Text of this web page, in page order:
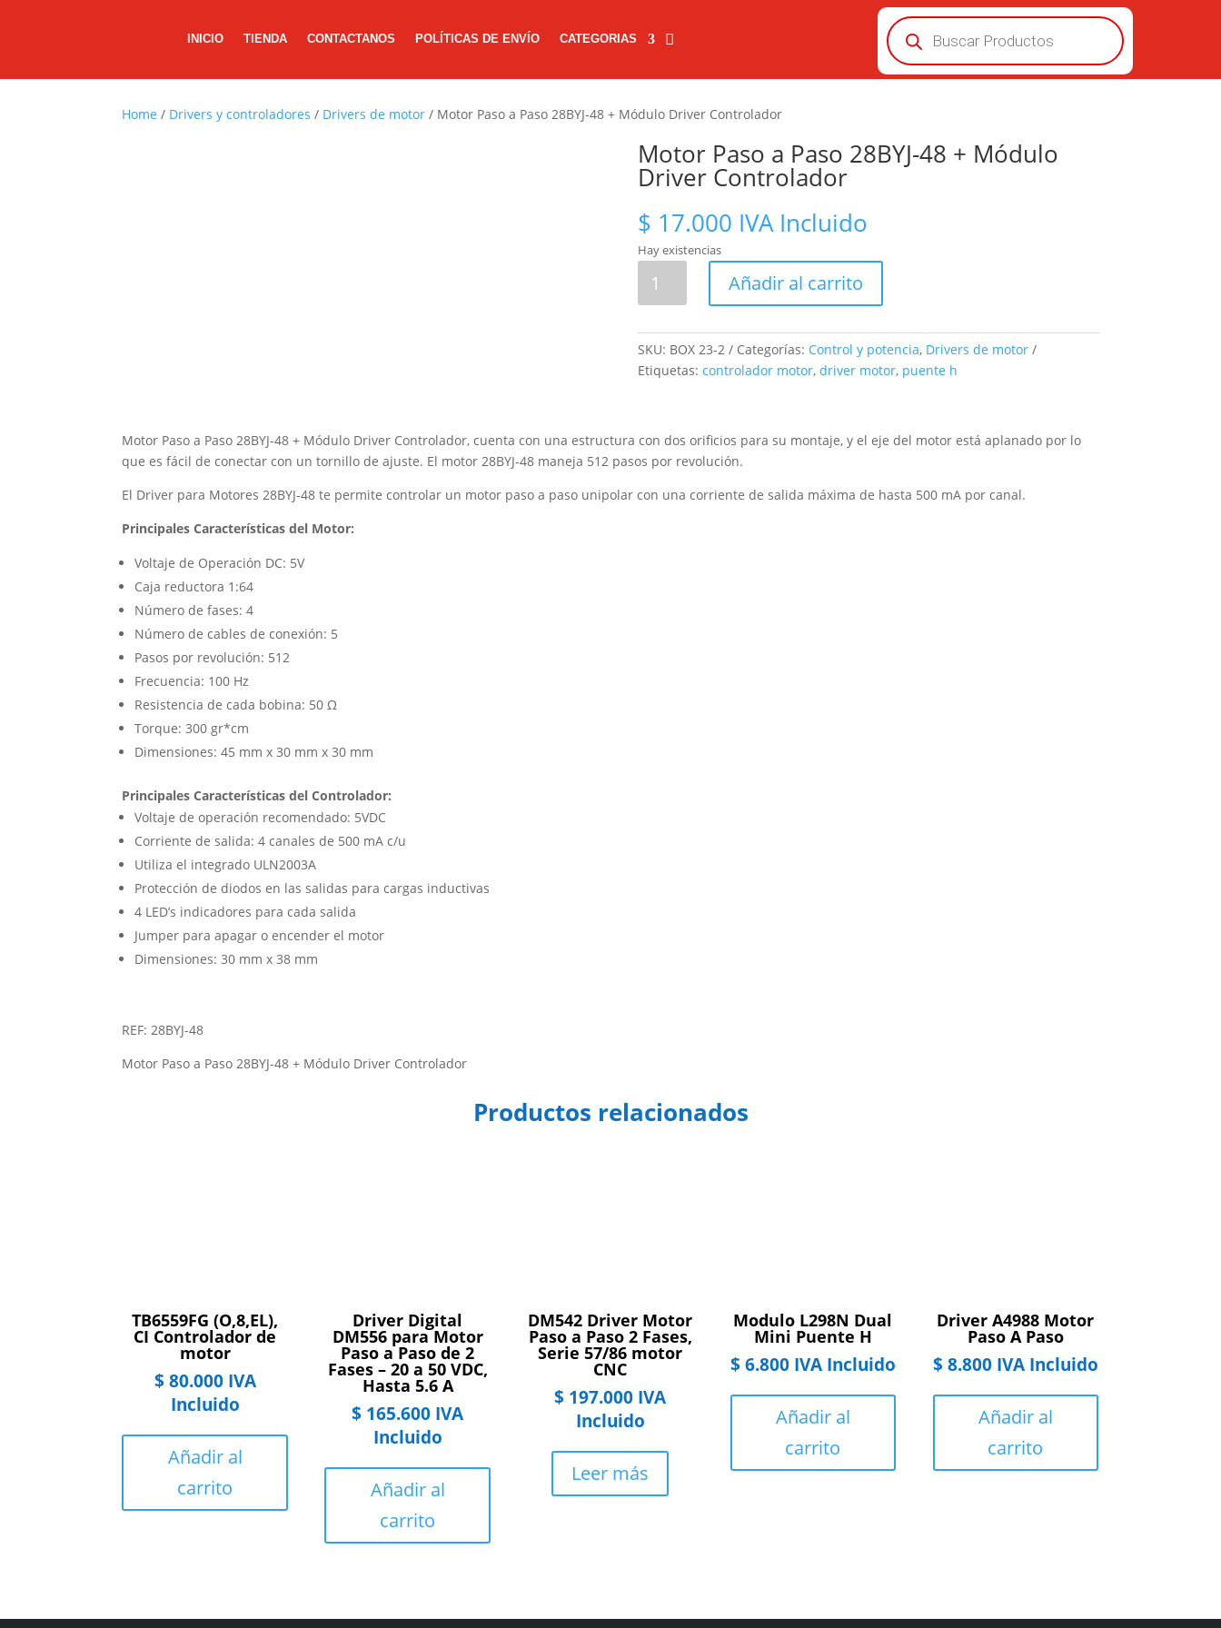
INICIO TIENDA CONTACTANOS POLÍTICAS DE ENVÍO CATEGORIAS
Búsqueda
de
productos
Home / Drivers y controladores / Drivers de motor / Motor Paso a Paso 28BYJ-48 + Módulo Driver Controlador
Motor Paso a Paso 28BYJ-48 + Módulo
Driver Controlador
$ 17.000 IVA Incluido
Hay existencias
Paso
Paso
28BYJ-
48
Driver
Controlador
Añadir al carrito
SKU: BOX 23-2 Categorías: Control y potencia, Drivers de motor
Etiquetas: controlador motor, driver motor, puente h
Motor Paso a Paso 28BYJ-48 + Módulo Driver Controlador, cuenta con una estructura con dos orificios para su montaje, y el eje del motor está aplanado por lo
que es fácil de conectar con un tornillo de ajuste. El motor 28BYJ-48 maneja 512 pasos por revolución.
El Driver para Motores 28BYJ-48 te permite controlar un motor paso a paso unipolar con una corriente de salida máxima de hasta 500 mA por canal.
Principales Características del Motor:
Voltaje de Operación DC: 5V
Caja reductora 1:64
Número de fases: 4
Número de cables de conexión: 5
Pasos por revolución: 512
Frecuencia: 100 Hz
Resistencia de cada bobina: 50 Ω
Torque: 300 gr*cm
Dimensiones: 45 mm x 30 mm x 30 mm
Principales Características del Controlador:
Voltaje de operación recomendado: 5VDC
Corriente de salida: 4 canales de 500 mA c/u
Utiliza el integrado ULN2003A
Protección de diodos en las salidas para cargas inductivas
4 LED’s indicadores para cada salida
Jumper para apagar o encender el motor
Dimensiones: 30 mm x 38 mm
REF: 28BYJ-48
Motor Paso a Paso 28BYJ-48 + Módulo Driver Controlador
Productos relacionados
TB6559FG (O,8,EL),
CI Controlador de
motor
$80.000 IVA
Incluido
Añadir al
carrito
Driver Digital
DM556 para Motor
Paso a Paso de 2
Fases – 20 a 50 VDC,
Hasta 5.6 A
$ 165.600 IVA
Incluido
Añadir al
carrito
DM542 Driver Motor
Paso a Paso 2 Fases,
Serie 57/86 motor
CNC
$ 197.000 IVA
Incluido
Leer más
Modulo L298N Dual
Mini Puente H
$6.800 IVA Incluido
Añadir al
carrito
Driver A4988 Motor
Paso A Paso
$8.800 IVA Incluido
Añadir al
carrito